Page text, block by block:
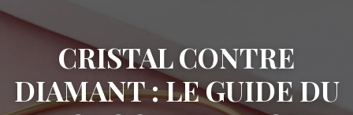
CRISTAL CONTRE
DIAMANT : LE GUIDE DU